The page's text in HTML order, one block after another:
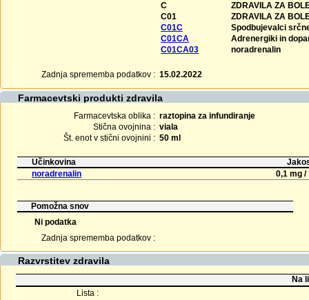
C
ZDRAVILA ZA
C01
ZDRAVILA ZA
C01C
Spodbujevalci
C01CA
Adrenergiki in
C01CA03
noradrenalin
Zadnja sprememba podatkov : 15.02.2022
Farmacevtski produkti zdravila
Farmacevtska oblika : raztopina za infundiranje
Stična ovojnina : viala
Št. enot v stični ovojnini : 50 ml
Učinkovina
noradrenalin
0,1 mg /
Pomožna snov
Ni podatka
Zadnja sprememba podatkov :
Razvrstitev zdravila
Na
Lista :